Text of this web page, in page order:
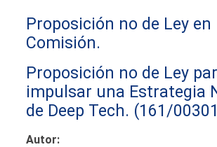
Proposición no de Ley en
Comisión.
Proposición no de Ley
impulsar una Estrategia
de Deep Tech. (161/
Autor: